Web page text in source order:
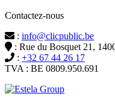
Contactez-nous
: info@clicpublic.be
: Rue du Bosquet 21,
: +32 67 44 26 17
TVA : BE 0809.950.691